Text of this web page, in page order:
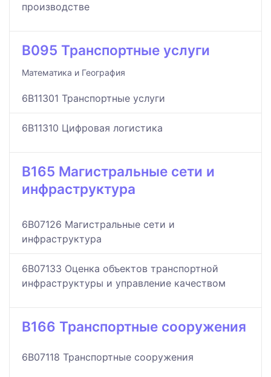
производстве
B095 Транспортные услуги
Математика и География
6B11301 Транспортные услуги
6B11310 Цифровая логистика
B165 Магистральные сети и
инфраструктура
6B07126 Магистральные сети и
инфраструктура
6B07133 Оценка объектов транспортной
инфраструктуры и управление качеством
B166 Транспортные сооружения
6B07118 Транспортные сооружения